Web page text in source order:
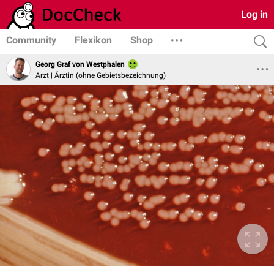
Log in
Community Flexikon Shop
Georg Graf von Westphalen
Arzt | Ärztin (ohne Gebietsbezeichnung)